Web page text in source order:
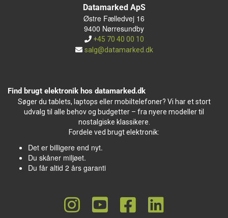
Datamarked ApS
Østre Fælledvej 16
9400 Nørresundby
+45 70 40 00 10
salg@datamarked.dk
Find brugt elektronik hos datamarked.dk
Søger du tablets, laptops eller mobiltelefoner? Vi har et stort
udvalg til alle behov og budgetter – fra nyere modeller til
nostalgiske klassikere.
Fordele ved brugt elektronik:
Det er billigere end nyt.
Du skåner miljøet.
Du får altid 2 års garanti